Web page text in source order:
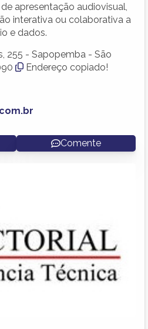
apresentação audiovisual,
interativa ou colaborativa a
e dados.
255 - Sapopemba - São
Endereço copiado!
Comente